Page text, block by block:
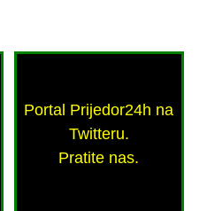
Portal Prijedor24h na
Twitteru.
Pratite nas.